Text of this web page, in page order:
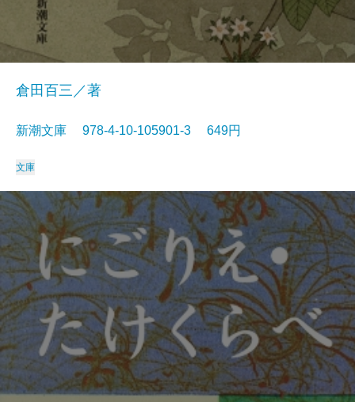
倉田百三／著
新潮文庫 978-4-10-105901-3 649円
文庫